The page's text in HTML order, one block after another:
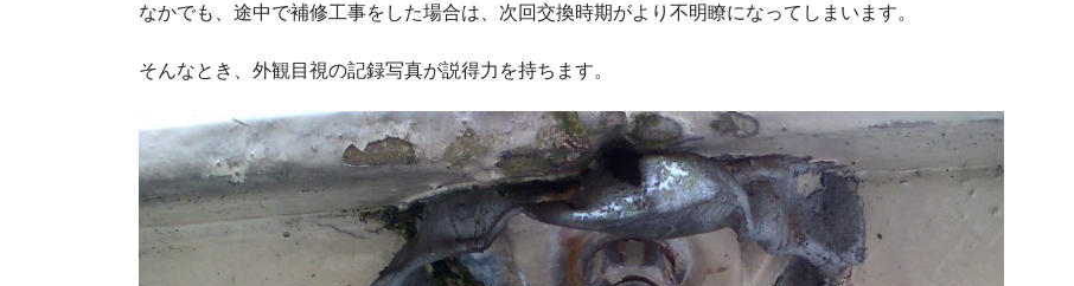
なかでも、途中で補修工事をした場合は、次回交換時期がより不明瞭になってしまいます。
そんなとき、外観目視の記録写真が説得力を持ちます。